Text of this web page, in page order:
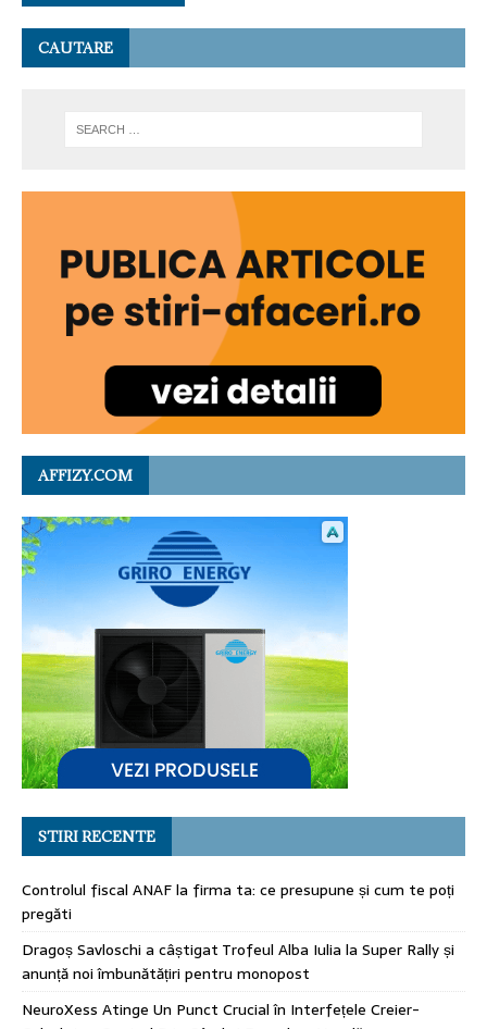
CAUTARE
AFFIZY.COM
STIRI RECENTE
Controlul fiscal ANAF la firma ta: ce presupune și cum te poți
pregăti
Dragoș Savloschi a câștigat Trofeul Alba Iulia la Super Rally și
anunță noi îmbunătățiri pentru monopost
NeuroXess Atinge Un Punct Crucial în Interfețele Creier-